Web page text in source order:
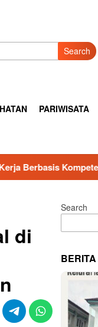
Search
PARIWISATA
Konsep Skills
di
Search